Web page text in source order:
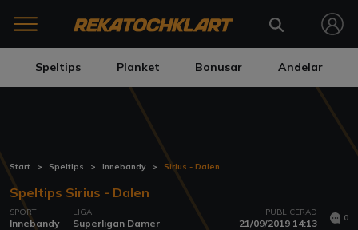
Speltips Planket Bonusar Andelar
Start Speltips Innebandy Sirius - Dalen
Speltips Sirius - Dalen
SPORT
Innebandy
LIGA
Superligan Damer
PUBLICERAD
21/09/2019 14:13 0